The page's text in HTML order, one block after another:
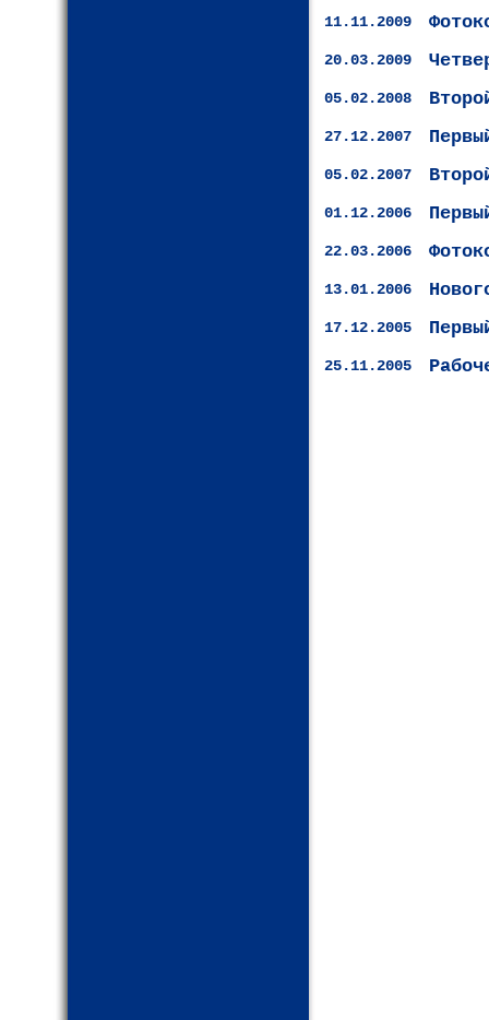
11.11.2009
20.03.2009
05.02.2008
27.12.2007
05.02.2007
01.12.2006
22.03.2006
13.01.2006
17.12.2005
25.11.2005